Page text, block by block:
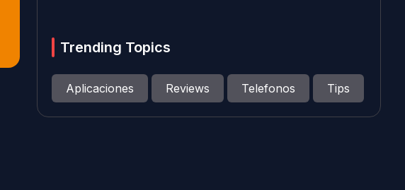
Trending Topics
Aplicaciones Reviews Telefonos Tips